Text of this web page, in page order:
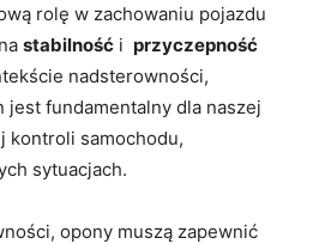
rolę w‍ zachowaniu pojazdu
stabilność i ⁤ przyczepność
nadsterowności,
fundamentalny dla naszej‌
kontroli samochodu,
sytuacjach.
opony muszą zapewnić